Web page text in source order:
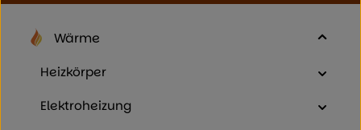
Wärme
Heizkörper
Elektroheizung